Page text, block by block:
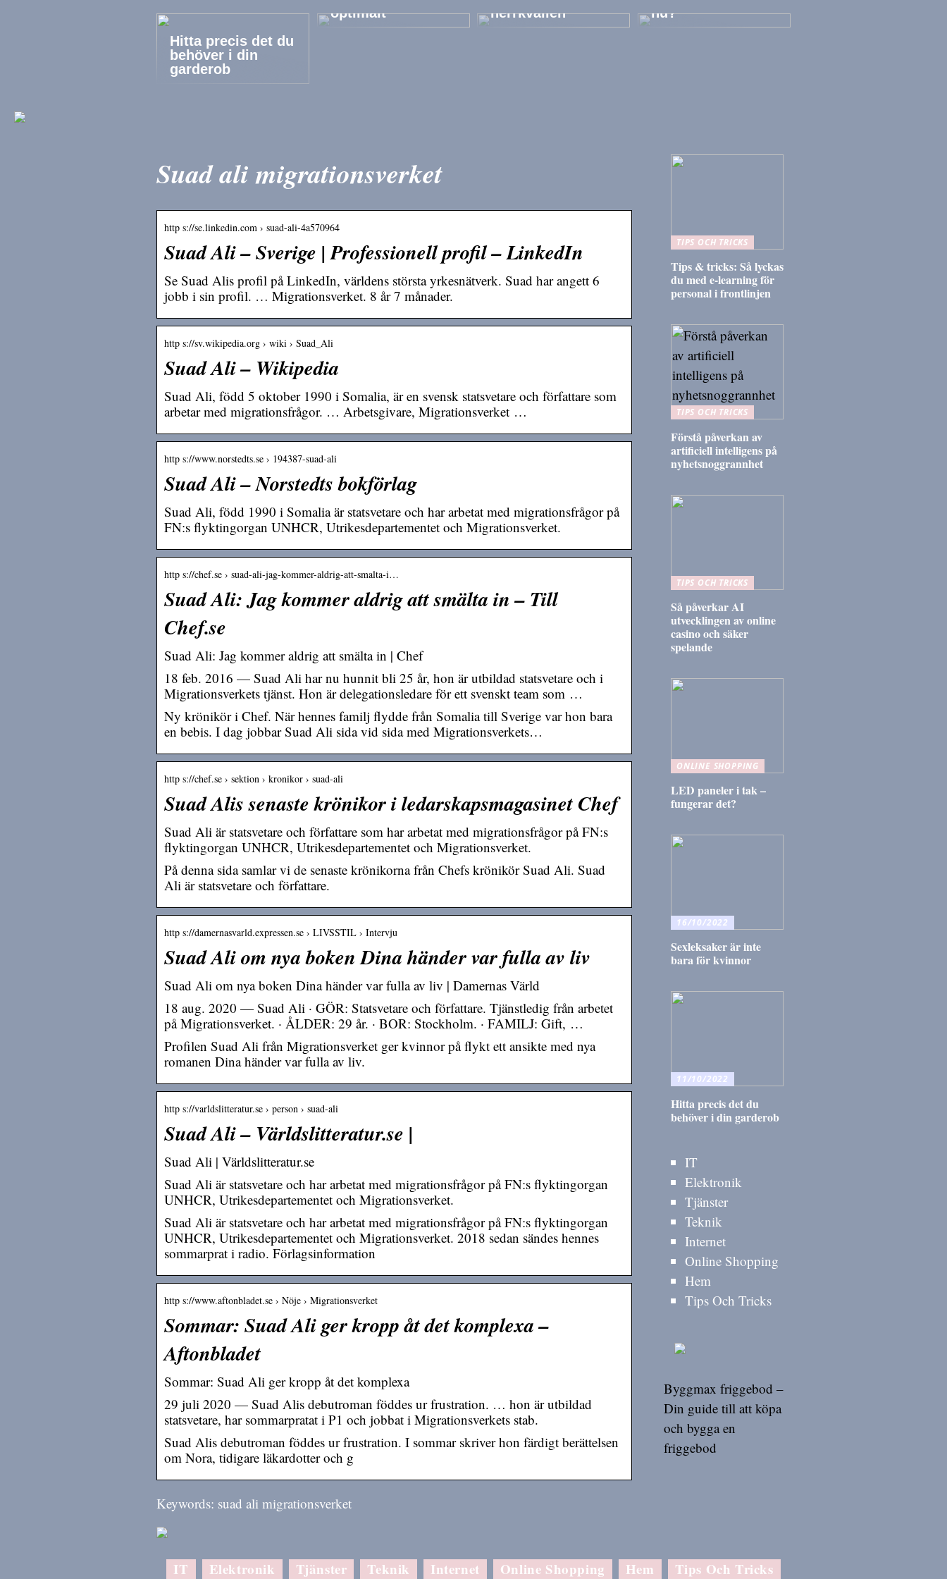
Hitta precis det du
behöver i din
garderob
optimalt
herrkvällen
nu?
Suad ali migrationsverket
http s://se.linkedin.com › suad-ali-4a570964
Suad Ali – Sverige | Professionell profil – LinkedIn
Se Suad Alis profil på LinkedIn, världens största yrkesnätverk. Suad har angett 6
jobb i sin profil. … Migrationsverket. 8 år 7 månader.
http s://sv.wikipedia.org › wiki › Suad_Ali
Suad Ali – Wikipedia
Suad Ali, född 5 oktober 1990 i Somalia, är en svensk statsvetare och författare som
arbetar med migrationsfrågor. … Arbetsgivare, Migrationsverket …
http s://www.norstedts.se › 194387-suad-ali
Suad Ali – Norstedts bokförlag
Suad Ali, född 1990 i Somalia är statsvetare och har arbetat med migrationsfrågor på
FN:s flyktingorgan UNHCR, Utrikesdepartementet och Migrationsverket.
http s://chef.se › suad-ali-jag-kommer-aldrig-att-smalta-i…
Suad Ali: Jag kommer aldrig att smälta in – Till
Chef.se
Suad Ali: Jag kommer aldrig att smälta in | Chef
18 feb. 2016 — Suad Ali har nu hunnit bli 25 år, hon är utbildad statsvetare och i
Migrationsverkets tjänst. Hon är delegationsledare för ett svenskt team som …
Ny krönikör i Chef. När hennes familj flydde från Somalia till Sverige var hon bara
en bebis. I dag jobbar Suad Ali sida vid sida med Migrationsverkets…
http s://chef.se › sektion › kronikor › suad-ali
Suad Alis senaste krönikor i ledarskapsmagasinet Chef
Suad Ali är statsvetare och författare som har arbetat med migrationsfrågor på FN:s
flyktingorgan UNHCR, Utrikesdepartementet och Migrationsverket.
På denna sida samlar vi de senaste krönikorna från Chefs krönikör Suad Ali. Suad
Ali är statsvetare och författare.
http s://damernasvarld.expressen.se › LIVSSTIL › Intervju
Suad Ali om nya boken Dina händer var fulla av liv
Suad Ali om nya boken Dina händer var fulla av liv | Damernas Värld
18 aug. 2020 — Suad Ali · GÖR: Statsvetare och författare. Tjänstledig från arbetet
på Migrationsverket. · ÅLDER: 29 år. · BOR: Stockholm. · FAMILJ: Gift, …
Profilen Suad Ali från Migrationsverket ger kvinnor på flykt ett ansikte med nya
romanen Dina händer var fulla av liv.
http s://varldslitteratur.se › person › suad-ali
Suad Ali – Världslitteratur.se |
Suad Ali | Världslitteratur.se
Suad Ali är statsvetare och har arbetat med migrationsfrågor på FN:s flyktingorgan
UNHCR, Utrikesdepartementet och Migrationsverket.
Suad Ali är statsvetare och har arbetat med migrationsfrågor på FN:s flyktingorgan
UNHCR, Utrikesdepartementet och Migrationsverket. 2018 sedan sändes hennes
sommarprat i radio. Förlagsinformation
http s://www.aftonbladet.se › Nöje › Migrationsverket
Sommar: Suad Ali ger kropp åt det komplexa –
Aftonbladet
Sommar: Suad Ali ger kropp åt det komplexa
29 juli 2020 — Suad Alis debutroman föddes ur frustration. … hon är utbildad
statsvetare, har sommarpratat i P1 och jobbat i Migrationsverkets stab.
Suad Alis debutroman föddes ur frustration. I sommar skriver hon färdigt berättelsen
om Nora, tidigare läkardotter och g
Keywords: suad ali migrationsverket
TIPS OCH TRICKS
Tips & tricks: Så lyckas
du med e-learning för
personal i frontlinjen
TIPS OCH TRICKS
Förstå påverkan av
artificiell intelligens på
nyhetsnoggrannhet
TIPS OCH TRICKS
Så påverkar AI
utvecklingen av online
casino och säker
spelande
ONLINE SHOPPING
LED paneler i tak –
fungerar det?
16/10/2022
Sexleksaker är inte
bara för kvinnor
11/10/2022
Hitta precis det du
behöver i din garderob
IT
Elektronik
Tjänster
Teknik
Internet
Online Shopping
Hem
Tips Och Tricks
Byggmax friggebod –
Din guide till att köpa
och bygga en
friggebod
IT Elektronik Tjänster Teknik Internet Online Shopping Hem Tips Och Tricks